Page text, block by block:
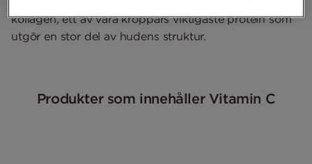
kollagen, ett av våra kroppars viktigaste protein som
utgör en stor del av hudens struktur.
Produkter som innehåller Vitamin C